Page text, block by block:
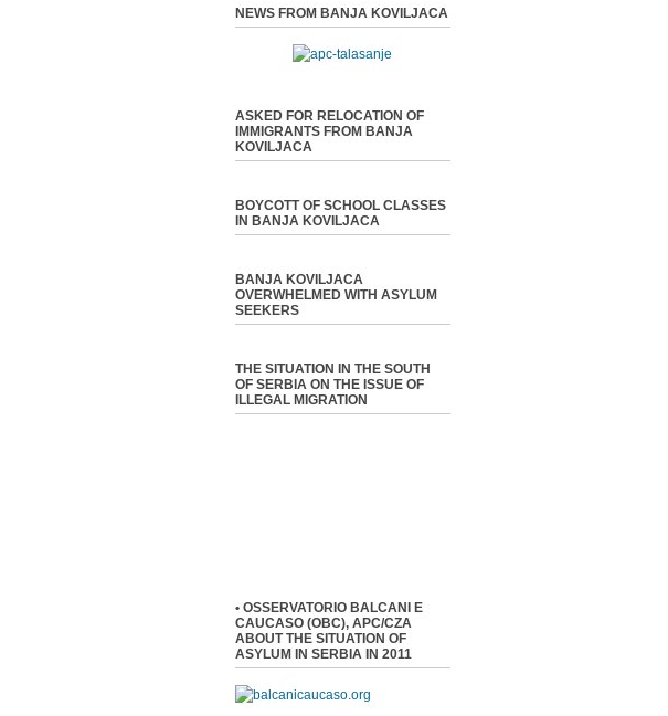
NEWS FROM BANJA KOVILJACA
ASKED FOR RELOCATION OF
IMMIGRANTS FROM BANJA
KOVILJACA
BOYCOTT OF SCHOOL CLASSES
IN BANJA KOVILJACA
BANJA KOVILJACA
OVERWHELMED WITH ASYLUM
SEEKERS
THE SITUATION IN THE SOUTH
OF SERBIA ON THE ISSUE OF
ILLEGAL MIGRATION
• OSSERVATORIO BALCANI E
CAUCASO (OBC), APC/CZA
ABOUT THE SITUATION OF
ASYLUM IN SERBIA IN 2011